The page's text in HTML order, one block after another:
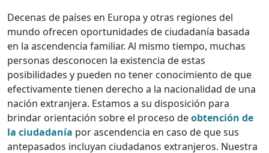
Decenas de países en Europa y otras regiones del
mundo ofrecen oportunidades de ciudadanía basada
en la ascendencia familiar. Al mismo tiempo, muchas
personas desconocen la existencia de estas
posibilidades y pueden no tener conocimiento de que
efectivamente tienen derecho a la nacionalidad de una
nación extranjera. Estamos a su disposición para
brindar orientación sobre el proceso deobtención de
la ciudadanía por ascendencia en caso de que sus
antepasados incluyan ciudadanos extranjeros. Nuestra